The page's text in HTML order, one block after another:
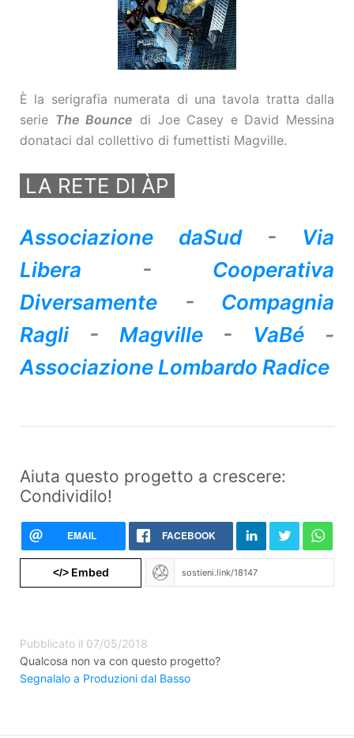
È la serigrafia numerata di una tavola tratta dalla
serie The Bounce di Joe Casey e David Messina
donataci dal collettivo di fumettisti Magville.
LA RETE DI ÀP
Associazione daSud- Via
Libera - Cooperativa
Diversamente - Compagnia
Ragli - Magville- VaBé -
Associazione Lombardo Radice
Aiuta questo progetto a crescere:
Condividilo!
EMAIL FACEBOOK
</>Embed
Pubblicato il 07/05/2018
Qualcosa non va con questo progetto?
Segnalalo a Produzioni dal Basso